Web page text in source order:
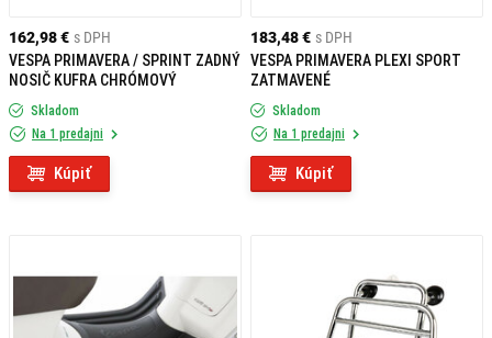
162,98 € s DPH
VESPA PRIMAVERA / SPRINT ZADNÝ
NOSIČ KUFRA CHRÓMOVÝ
Skladom
Na 1 predajni
Kúpiť
183,48 € s DPH
VESPA PRIMAVERA PLEXI SPORT
ZATMAVENÉ
Skladom
Na 1 predajni
Kúpiť